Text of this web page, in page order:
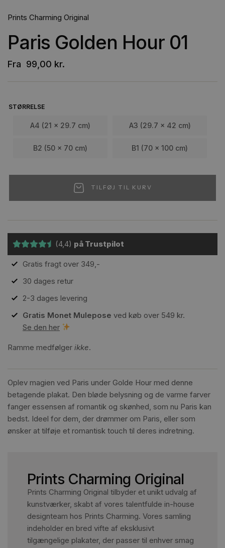
Prints Charming Original
Paris Golden Hour 01
Fra 99,00 kr.
STØRRELSE
A4 (21 x 29.7 cm) A3 (29.7 x 42 cm)
B2 (50 x 70 cm) B1 (70 x 100 cm)
TILFØJ TIL KURV
(4,4) på Trustpilot
Gratis fragt over 349,-
30 dages retur
2-3 dages levering
Gratis Monet Mulepose ved køb over 549 kr.
Se den her
Ramme medfølger ikke.
Oplev magien ved Paris under Golde Hour med denne
betagende plakat. Den bløde belysning og de varme farver
fanger essensen af romantik og skønhed, som nu Paris kan
bedst. Ideel for dem, der drømmer om Paris, eller som
ønsker at tilføje et romantisk touch til deres indretning.
Prints Charming Original
Prints Charming Original tilbyder et unikt udvalg af
kunstværker, skabt af vores talentfulde in-house
designteam hos Prints Charming. Vores samling
indeholder en bred vifte af eksklusivt
tilgængelige plakater, der passer til enhver smag